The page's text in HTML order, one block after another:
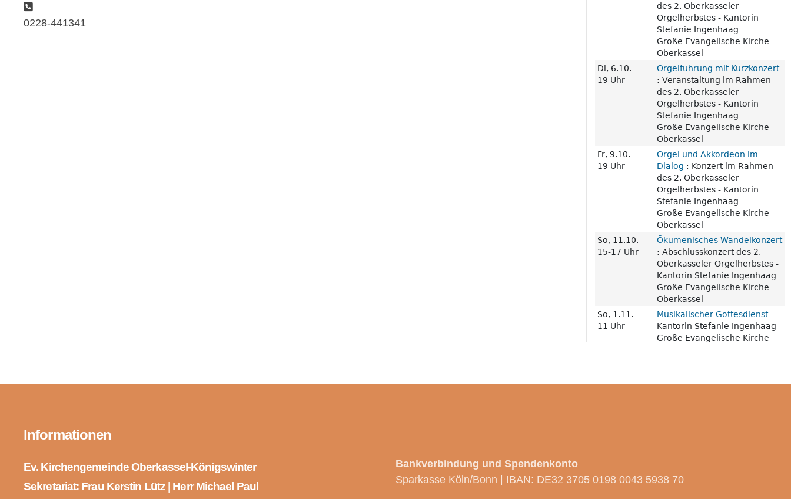
Telefon:
0228-441341
Informationen
Ev. Kirchengemeinde Oberkassel-Königswinter
Sekretariat: Frau Kerstin Lütz | Herr Michael Paul
Bankverbindung und Spendenkonto
Sparkasse Köln/Bonn | IBAN: DE32 3705 0198 0043 5938 70